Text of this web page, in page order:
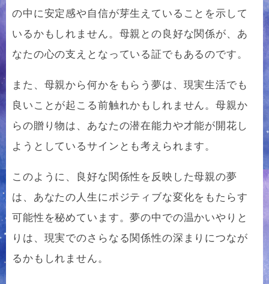
の中に安定感や自信が芽生えていることを示して
いるかもしれません。母親との良好な関係が、あ
なたの心の支えとなっている証でもあるのです。
また、母親から何かをもらう夢は、現実生活でも
良いことが起こる前触れかもしれません。母親か
らの贈り物は、あなたの潜在能力や才能が開花し
ようとしているサインとも考えられます。
このように、良好な関係性を反映した母親の夢
は、あなたの人生にポジティブな変化をもたらす
可能性を秘めています。夢の中での温かいやりと
りは、現実でのさらなる関係性の深まりにつなが
るかもしれません。